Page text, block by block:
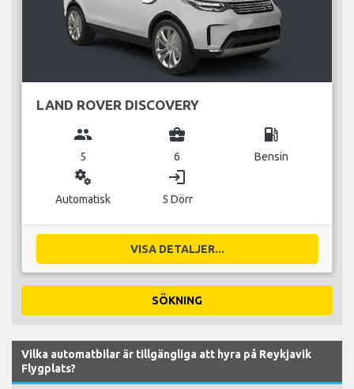
LAND ROVER DISCOVERY
group
5
business_center
6
local_gas_station
Bensin
miscellaneous_services
Automatisk
login
5 Dörr
VISA DETALJER...
SÖKNING
Vilka automatbilar är tillgängliga att hyra på Reykjavik
Flygplats?